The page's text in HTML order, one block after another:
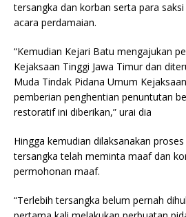
tersangka dan korban serta para
acara perdamaian.
“Kemudian Kejari Batu mengajukan
Kejaksaan Tinggi Jawa Timur dan
Muda Tindak Pidana Umum
pemberian penghentian penuntutan
restoratif ini diberikan,” urai dia
Hingga kemudian dilaksanakan
tersangka telah meminta maaf dan
permohonan maaf.
“Terlebih tersangka belum pernah